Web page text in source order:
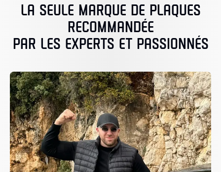
LA SEULE MARQUE DE PLAQUES
RECOMMANDÉE
PAR LES EXPERTS ET PASSIONNÉS